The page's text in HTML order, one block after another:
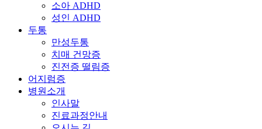
소아 ADHD
성인 ADHD
두통
만성두통
치매 건망증
진전증 떨림증
어지럼증
병원소개
인사말
진료과정안내